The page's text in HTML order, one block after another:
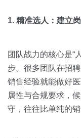
1. 精准选人：建立
团队战力的核心是“
步。很多团队在招
销售经验就能做好
属性与合规要求，
守，往往比单纯的销